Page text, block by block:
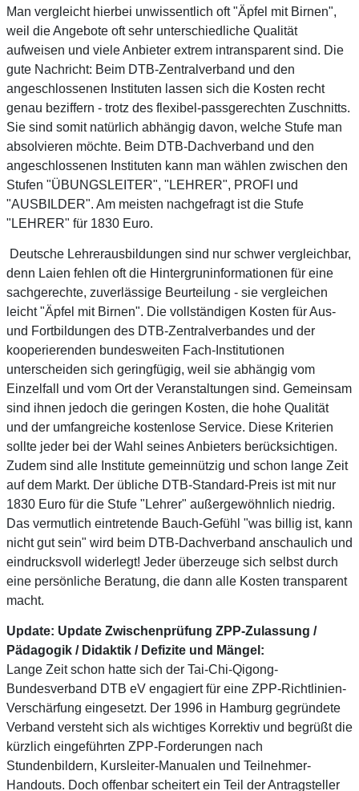
Man vergleicht hierbei unwissentlich oft "Äpfel mit Birnen",
weil die Angebote oft sehr unterschiedliche Qualität
aufweisen und viele Anbieter extrem intransparent sind. Die
gute Nachricht: Beim DTB-Zentralverband und den
angeschlossenen Instituten lassen sich die Kosten recht
genau beziffern - trotz des flexibel-passgerechten Zuschnitts.
Sie sind somit natürlich abhängig davon, welche Stufe man
absolvieren möchte. Beim DTB-Dachverband und den
angeschlossenen Instituten kann man wählen zwischen den
Stufen "ÜBUNGSLEITER", "LEHRER", PROFI und
"AUSBILDER". Am meisten nachgefragt ist die Stufe
"LEHRER" für 1830 Euro.
Deutsche Lehrerausbildungen sind nur schwer vergleichbar,
denn Laien fehlen oft die Hintergruninformationen für eine
sachgerechte, zuverlässige Beurteilung - sie vergleichen
leicht "Äpfel mit Birnen". Die vollständigen Kosten für Aus-
und Fortbildungen des DTB-Zentralverbandes und der
kooperierenden bundesweiten Fach-Institutionen
unterscheiden sich geringfügig, weil sie abhängig vom
Einzelfall und vom Ort der Veranstaltungen sind. Gemeinsam
sind ihnen jedoch die geringen Kosten, die hohe Qualität
und der umfangreiche kostenlose Service. Diese Kriterien
sollte jeder bei der Wahl seines Anbieters berücksichtigen.
Zudem sind alle Institute gemeinnützig und schon lange Zeit
auf dem Markt. Der übliche DTB-Standard-Preis ist mit nur
1830 Euro für die Stufe "Lehrer" außergewöhnlich niedrig.
Das vermutlich eintretende Bauch-Gefühl "was billig ist, kann
nicht gut sein" wird beim DTB-Dachverband anschaulich und
eindrucksvoll widerlegt! Jeder überzeuge sich selbst durch
eine persönliche Beratung, die dann alle Kosten transparent
macht.
Update: Update Zwischenprüfung ZPP-Zulassung /
Pädagogik / Didaktik / Defizite und Mängel:
Lange Zeit schon hatte sich der Tai-Chi-Qigong-
Bundesverband DTB eV engagiert für eine ZPP-Richtlinien-
Verschärfung eingesetzt. Der 1996 in Hamburg gegründete
Verband versteht sich als wichtiges Korrektiv und begrüßt die
kürzlich eingeführten ZPP-Forderungen nach
Stundenbildern, Kursleiter-Manualen und Teilnehmer-
Handouts. Doch offenbar scheitert ein Teil der Antragsteller